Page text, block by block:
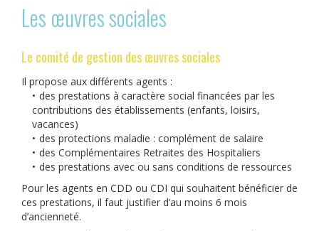
Les œuvres sociales
Le comité de gestion des œuvres sociales
Il propose aux différents agents :
des prestations à caractère social financées par les
contributions des établissements (enfants, loisirs,
vacances)
des protections maladie : complément de salaire
des Complémentaires Retraites des Hospitaliers
des prestations avec ou sans conditions de ressources
Pour les agents en CDD ou CDI qui souhaitent bénéficier de
ces prestations, il faut justifier d’au moins 6 mois
d’ancienneté.